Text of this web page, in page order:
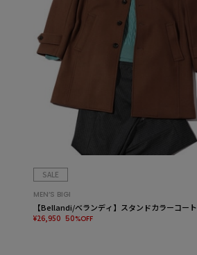
SALE
MEN’S BIGI
【Bellandi/べランディ】スタンドカラーコート
¥26,950 50%OFF